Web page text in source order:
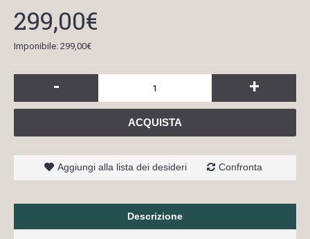
299,00€
Imponibile: 299,00€
- +
ACQUISTA
Aggiungi alla lista dei desideri Confronta
Descrizione